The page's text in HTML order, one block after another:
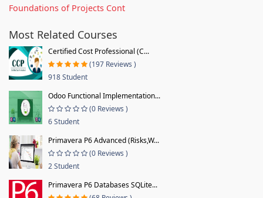
Foundations of Projects Cont
Most Related Courses
Certified Cost Professional (C...
(197 Reviews )
918 Student
Odoo Functional Implementation...
(0 Reviews )
6 Student
Primavera P6 Advanced (Risks,W...
(0 Reviews )
2 Student
Primavera P6 Databases SQLite...